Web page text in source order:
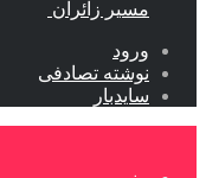
مسیر زائران
ورود
نوشته تصادفی
سایدبار